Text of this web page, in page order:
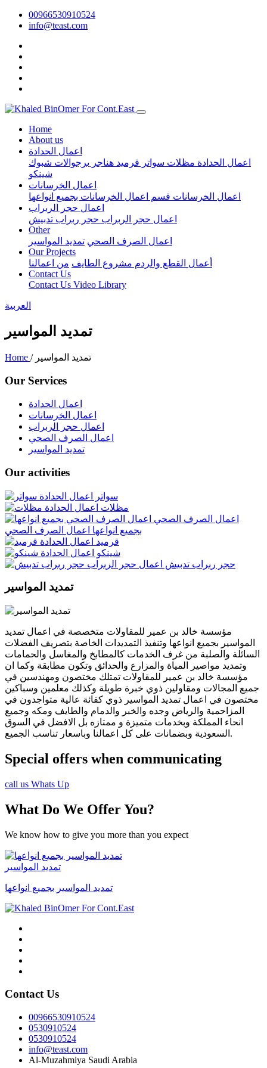
00966530910524
info@teast.com
Home
About us
اعمال الحدادة
اعمال الحدادة مظلات سواتر قرميد هناجر برجوالات شبوك
شينكو
اعمال الخرسانات
اعمال الخرسانات قسم اعمال الخرسانات بجميع انواعها
اعمال حجر الربراب
اعمال حجر الربراب حجر ربراب تدبيش
Other
اعمال الصرف الصحي تمديد المواسير
Our Projects
أعمال القطع والردم مشروع الطايف من اعمالنا
Contact Us
Contact Us Video Library
العربية
تمديد المواسير
Home / تمديد المواسير
Our Services
اعمال الحدادة
اعمال الخرسانات
اعمال حجر الربراب
اعمال الصرف الصحي
تمديد المواسير
Our activities
سواتر
اعمال الحدادة
مظلات
اعمال الحدادة
اعمال الصرف الصحي
بجميع انواعها
اعمال الصرف الصحي
قرميد
اعمال الحدادة
شينكو
اعمال الحدادة
حجر ربراب تدبيش
اعمال حجر الربراب
تمديد المواسير
مؤسسة خالد بن عمير للمقاولات متخصصة في اعمال تمديد
المواسير بجميع انواعها وتنفيذ التمديدات الخاصة بتصريف الفضلات
السائلة والصلبة من غرف الخدمات كالمطابخ والمغاسل والحمامات
وتمديد مواصير المياة والمزارع والحدائق وتكون مطابقة وكما ان
مؤسسة خالد بن عمير للمقاولات تمتلك مختصون ومهندسين في
جميع المجالات ومقاولين ذوي خبرة طويلة وكذلك معلمين وسباكين
مختصون في اعمال تمديد المواسير ذوي كفائة عالية متواجدون في
المزاحمية والرياض وجده والخبر والدمام والطايف ومكه وجميع
انحاء المملكة وبخدمات متميزة و ممتازه بل الافضل في السوق
السعودية وبضمانات على كل اعمالنا وباسعار تناسب الجميع.
Special offers when communicating
call us Whats Up
What Do We Offer You?
We know how to give you more than you expect
تمديد المواسير
تمديد المواسير بجميع انواعها
Contact Us
00966530910524
0530910524
0530910524
info@teast.com
Al-Muzahmiya Saudi Arabia